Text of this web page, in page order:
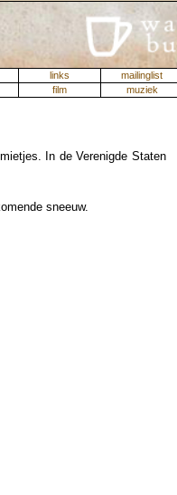
links mailinglist
film muziek
In de Verenigde Staten
sneeuw.